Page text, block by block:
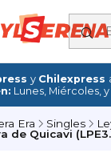
y Chilexpress
Lunes, Miércoles,
Era Singles
de Quicavi